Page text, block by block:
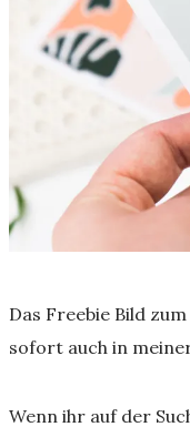
Das Freebie Bild
sofort auch in
Wenn ihr auf der